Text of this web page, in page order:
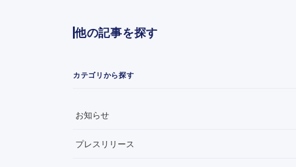
他の記事を探す
カテゴリから探す
お知らせ
プレスリリース